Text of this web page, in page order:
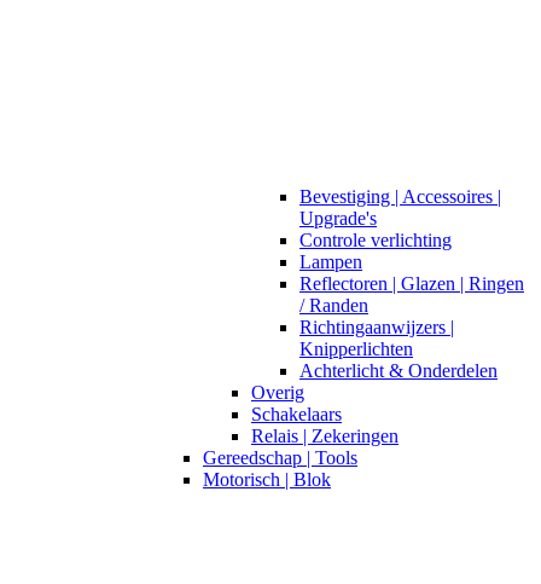
Bevestiging | Accessoires |
Upgrade's
Controle verlichting
Lampen
Reflectoren | Glazen | Ringen
/ Randen
Richtingaanwijzers |
Knipperlichten
Achterlicht & Onderdelen
Overig
Schakelaars
Relais | Zekeringen
Gereedschap | Tools
Motorisch | Blok